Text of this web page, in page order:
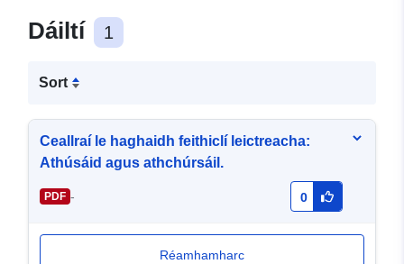
Dáiltí 1
Sort
Ceallraí le haghaidh feithiclí leictreacha:
Athúsáid agus athchúrsáil.
PDF - 0
Réamhamharc